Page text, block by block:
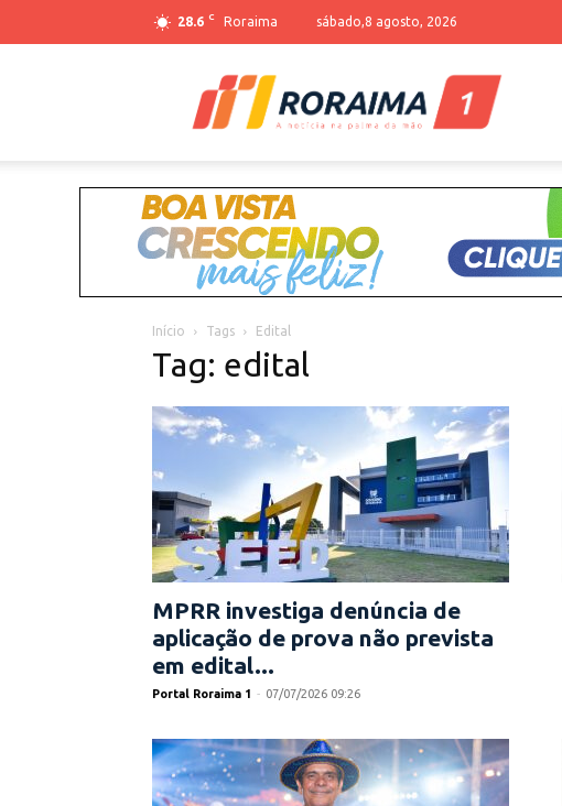
28.6 C Roraima sábado,8 agosto, 2026
Início Tags Edital
Tag: edital
MPRR investiga denúncia de
aplicação de prova não prevista
em edital...
Portal Roraima 1 - 07/07/2026 09:26